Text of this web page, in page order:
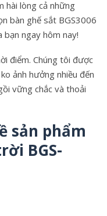
hài lòng cả những
bàn ghế sắt BGS3006
ngay hôm nay!
điểm. Chúng tôi được
ảnh hưởng nhiều đến
vững chắc và thoải
sản phẩm
BGS-